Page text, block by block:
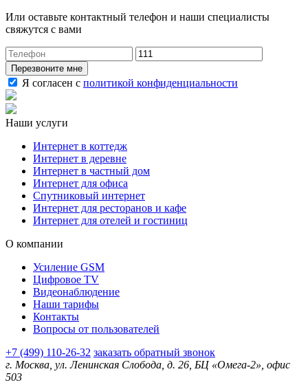
Или оставьте контактный телефон и наши специалисты
свяжутся с вами
Перезвоните мне
Я согласен с политикой конфиденциальности
Наши услуги
Интернет в коттедж
Интернет в деревне
Интернет в частный дом
Интернет для офиса
Спутниковый интернет
Интернет для ресторанов и кафе
Интернет для отелей и гостиниц
О компании
Усиление GSM
Цифровое TV
Видеонаблюдение
Наши тарифы
Контакты
Вопросы от пользователей
+7 (499) 110-26-32 заказать обратный звонок
г. Москва, ул. Ленинская Слобода, д. 26, БЦ «Омега-2», офис
503